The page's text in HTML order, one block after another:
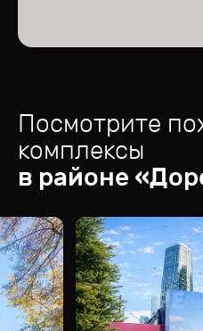
Посмотрите
комплексы
в районе «